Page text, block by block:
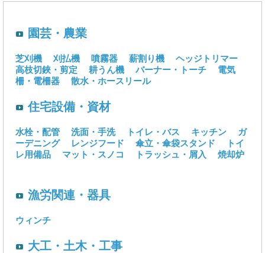
園芸・農業
芝刈機 刈払機 噴霧器 薪割り機
ヘッジトリマー
高枝切鋏・剪定
耕うん機 バーナー・トーチ
電気
柵・電柵器
散水・ホースリール
住宅設備・資材
水栓・配管 洗面・手洗 トイレ・バス キッチン
ガ
ーデニング
レンジフード 傘立・傘袋スタンド
トイ
レ用備品
マット・スノコ トラッシュ・屑入 焼却炉
漁労関連・器具
ウィンチ
大工・土木・工事